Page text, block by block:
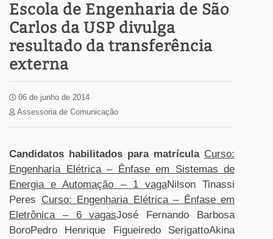
Escola de Engenharia de São
Carlos da USP divulga
resultado da transferência
externa
06 de junho de 2014
Assessoria de Comunicação
Candidatos habilitados para matrícula Curso:
Engenharia Elétrica – Ênfase em Sistemas de
Energia e Automação – 1 vagaNilson Tinassi
Peres Curso: Engenharia Elétrica – Ênfase em
Eletrônica – 6 vagasJosé Fernando Barbosa
BoroPedro Henrique Figueiredo SerigattoAkina